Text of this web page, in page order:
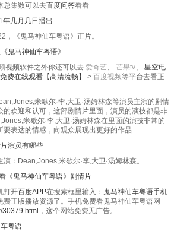
总集数可以去百度问答看看
年几月几日播出
，《鬼马神仙车粤语》正片。
鬼马神仙车粤语》
视频软件之外你还可以去 爱奇艺、 芒果tv、 星空电
费在线观看【高清流畅】 > 百度视频等平台去看正
米歇尔·李,大卫·汤姆林森等演员主演的剧情
的欢迎和认可，这部剧情片里面，演员的演技都是非
米歇尔·李,大卫·汤姆林森在里面的演技非常的
表达的情感，向观众展现出更好的作品
演员有哪些
：Dean,Jones,米歇尔·李,大卫·汤姆林森。
《鬼马神仙车粤语》剧情片
打开百度APP在搜索框里输入： 鬼马神仙车粤语手机
费正版播放资源了。手机免费看鬼马神仙车粤语网
30379.html ，这个网站免费无广告。
粤语